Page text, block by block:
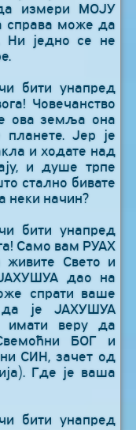
измери МОЈУ
справа може да
Ни једно се не
бити унапред
Човечанство
ова земља она
планете. Јер је
и ходате над
и душе трпе
стално бивате
неки начин?
бити унапред
Само вам РУАХ
Свето и
дао на
спрати ваше
да је ЈАХУШУА
имати веру да
БОГ и
СИН, зачет од
Где је ваша
бити унапред